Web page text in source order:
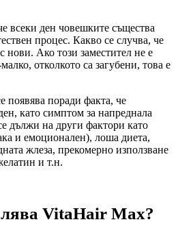
всеки ден човешките същества
процес. Какво се случва, че
нови. Ако този заместител не е
отколкото са загубени, това е
появява поради факта, че
като симптом за напреднала
дължи на други фактори като
и емоционален), лоша диета,
жлеза, прекомерно използване
и т.н.
VitaHair Max?